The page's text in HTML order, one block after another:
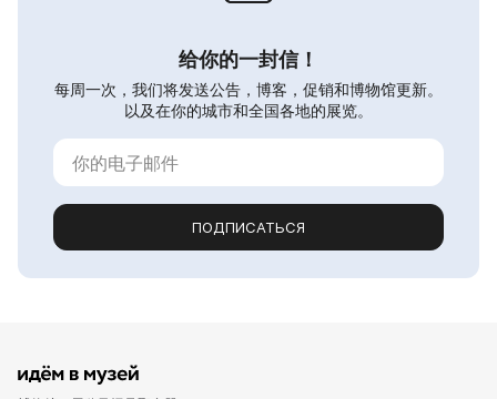
给你的一封信！
每周一次，我们将发送公告，博客，促销和博物馆更新。
以及在你的城市和全国各地的展览。
ПОДПИСАТЬСЯ